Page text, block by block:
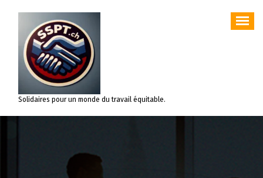
contenu
Solidaires pour un monde du travail équitable.